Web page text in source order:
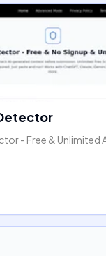
- Free & Unlimited